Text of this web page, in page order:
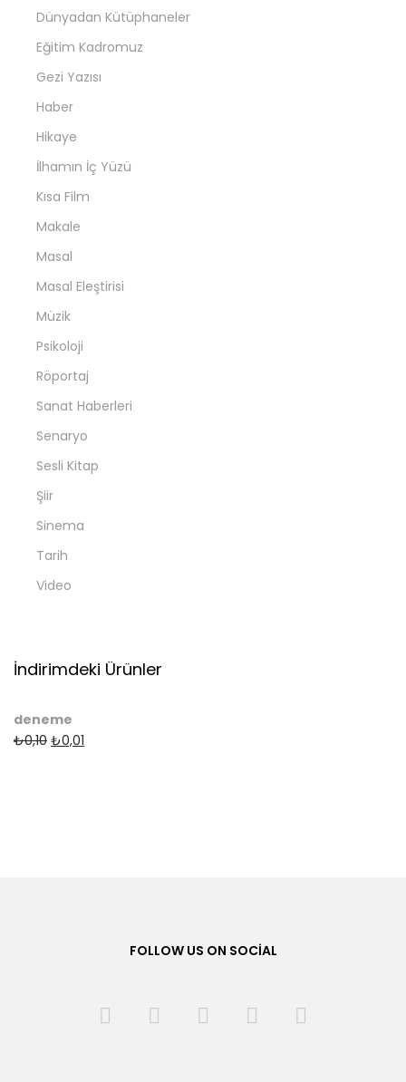
Dünyadan Kütüphaneler
Eğitim Kadromuz
Gezi Yazısı
Haber
Hikaye
İlhamın İç Yüzü
Kısa Film
Makale
Masal
Masal Eleştirisi
Müzik
Psikoloji
Röportaj
Sanat Haberleri
Senaryo
Sesli Kitap
Şiir
Sinema
Tarih
Video
İndirimdeki Ürünler
deneme
₺0,10 ₺0,01
FOLLOW US ON SOCIAL